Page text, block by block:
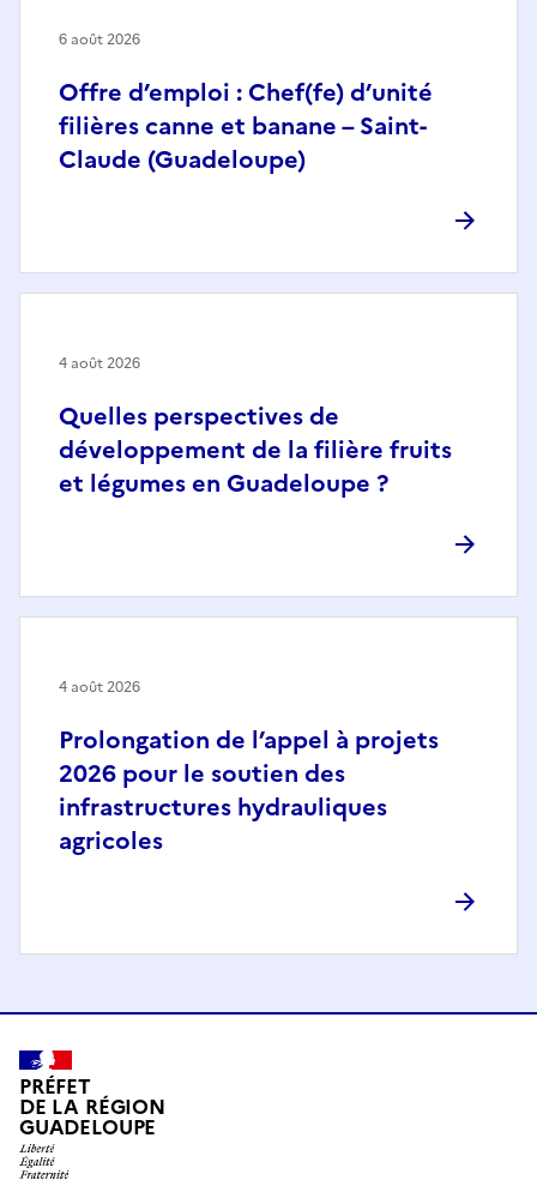
Offre d’emploi : Chef(fe) d’unité
filières canne et banane – Saint-
Claude (Guadeloupe)
6 août 2026
Quelles perspectives de
développement de la filière fruits
et légumes en Guadeloupe ?
4 août 2026
Prolongation de l’appel à projets
2026 pour le soutien des
infrastructures hydrauliques
agricoles
4 août 2026
PRÉFET
DE LA RÉGION
GUADELOUPE